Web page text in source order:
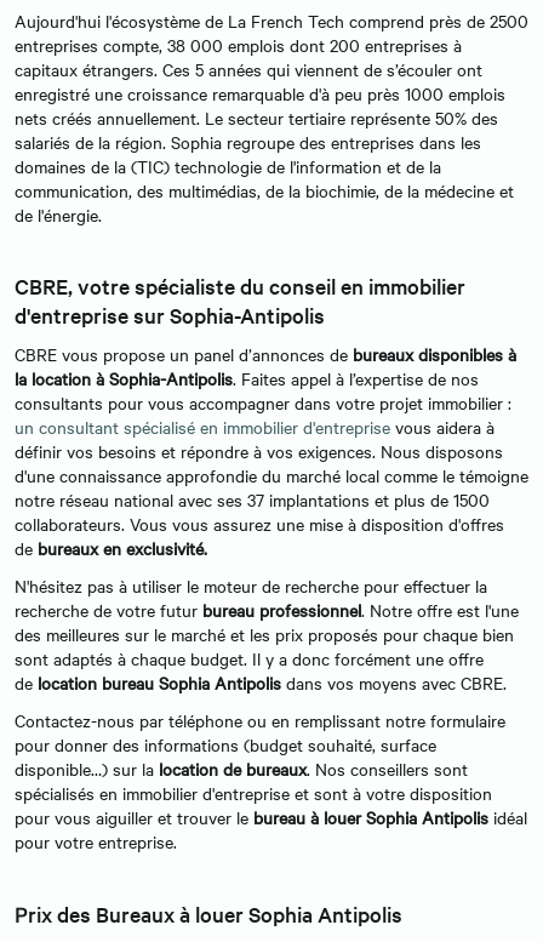
Aujourd'hui l'écosystème de La French Tech comprend près de 2500
entreprises compte, 38 000 emplois dont 200 entreprises à
capitaux étrangers. Ces 5 années qui viennent de s’écouler ont
enregistré une croissance remarquable d'à peu près 1000 emplois
nets créés annuellement. Le secteur tertiaire représente 50% des
salariés de la région. Sophia regroupe des entreprises dans les
domaines de la (TIC) technologie de l'information et de la
communication, des multimédias, de la biochimie, de la médecine et
de l'énergie.
CBRE, votre spécialiste du conseil en immobilier
d'entreprise sur Sophia-Antipolis
CBRE vous propose un panel d’annonces de bureaux disponibles à
la location à Sophia-Antipolis. Faites appel à l’expertise de nos
consultants pour vous accompagner dans votre projet immobilier :
un consultant spécialisé en immobilier d'entreprise vous aidera à
définir vos besoins et répondre à vos exigences. Nous disposons
d'une connaissance approfondie du marché local comme le témoigne
notre réseau national avec ses 37 implantations et plus de 1500
collaborateurs. Vous vous assurez une mise à disposition d'offres
de bureaux en exclusivité.
N'hésitez pas à utiliser le moteur de recherche pour effectuer la
recherche de votre futur bureau professionnel. Notre offre est l'une
des meilleures sur le marché et les prix proposés pour chaque bien
sont adaptés à chaque budget. Il y a donc forcément une offre
de location bureau Sophia Antipolis dans vos moyens avec CBRE.
Contactez-nous par téléphone ou en remplissant notre formulaire
pour donner des informations (budget souhaité, surface
disponible…) sur la location de bureaux. Nos conseillers sont
spécialisés en immobilier d'entreprise et sont à votre disposition
pour vous aiguiller et trouver le bureau à louer Sophia Antipolis idéal
pour votre entreprise.
Prix des Bureaux à louer Sophia Antipolis